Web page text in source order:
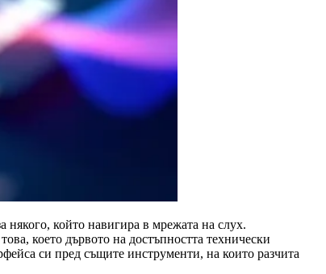
някого, който навигира в мрежата на слух.
което дървото на достъпността технически
си пред същите инструменти, на които разчита